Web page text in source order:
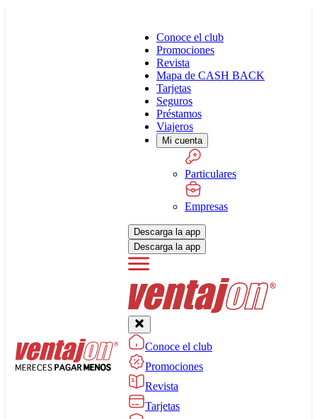
Conoce el club
Promociones
Revista
Mapa de CASH BACK
Tarjetas
Seguros
Préstamos
Viajeros
Mi cuenta
Particulares
Empresas
Descarga la app
Descarga la app
Conoce el club
Promociones
Revista
Tarjetas